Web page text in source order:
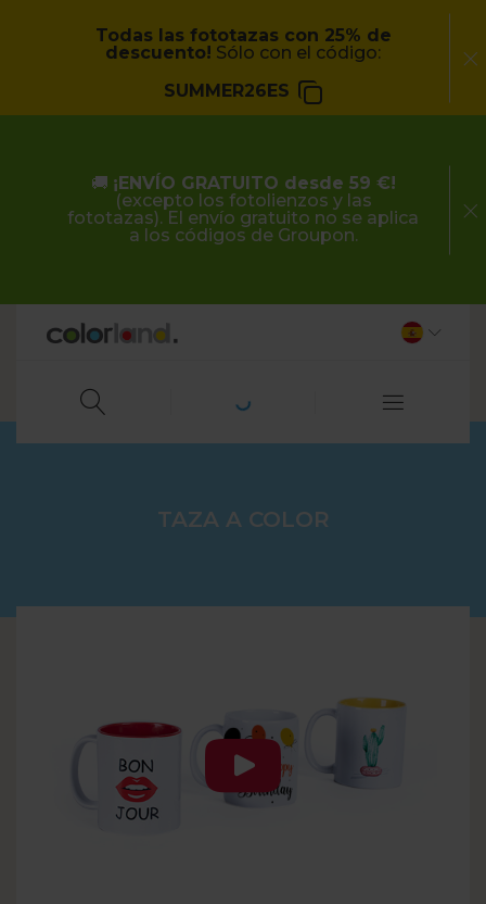
Todas las fototazas con 25% de
descuento! Sólo con el código:
SUMMER26ES
🚚 ¡ENVÍO GRATUITO desde 59 €!
(excepto los fotolienzos y las
fototazas). El envío gratuito no se aplica
a los códigos de Groupon.
TAZA A COLOR